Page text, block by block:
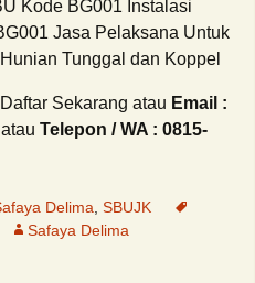
Kode BG001 Instalasi
Jasa Pelaksana Untuk
Tunggal dan Koppel
Sekarang atau Email :
atau Telepon / WA : 0815-
Delima SBUJK
Safaya Delima